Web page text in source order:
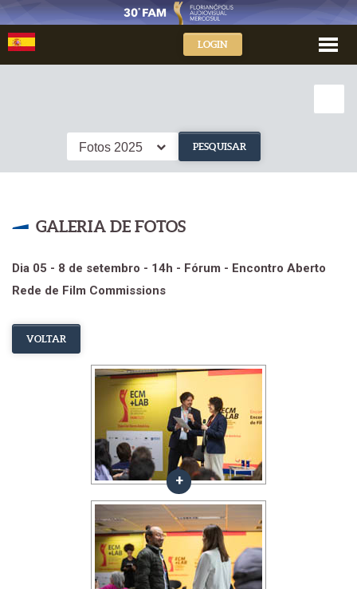
LOGIN
Fotos 2025 PESQUISAR
GALERIA DE FOTOS
Dia 05 - 8 de setembro - 14h - Fórum - Encontro Aberto
Rede de Film Commissions
VOLTAR